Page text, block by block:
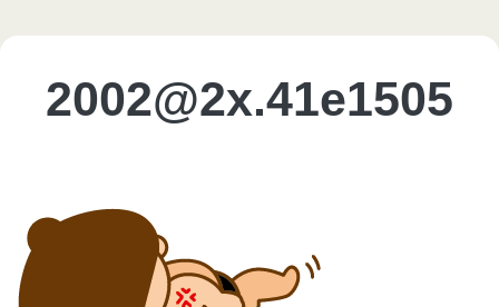
2002@2x.41e1505